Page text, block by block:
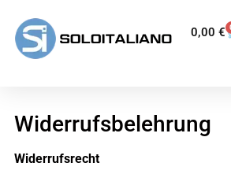
0,00 €
Widerrufsbelehrung
Widerrufsrecht